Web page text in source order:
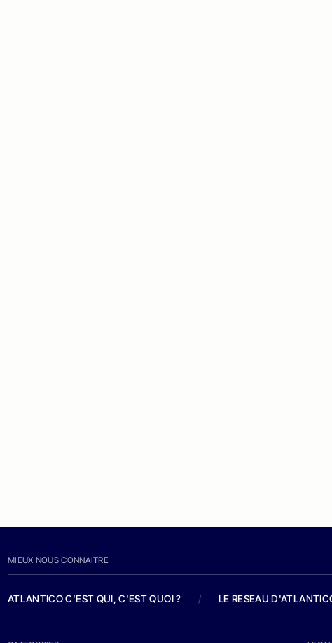
MIEUX NOUS CONNAITRE
ATLANTICO C'EST QUI, C'EST QUOI ? / LE RESEAU